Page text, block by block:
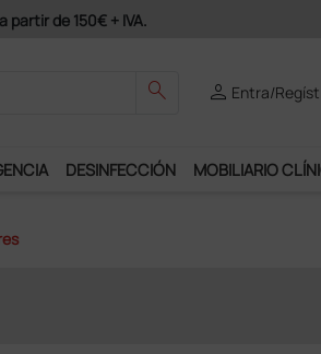
Ds Plus y podrás disfrutar de muchos
search person Entra/
DESINFECCIÓN MOBILIARIO